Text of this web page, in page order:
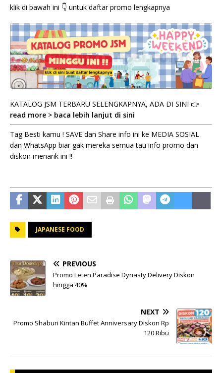
klik di bawah ini 👇 untuk daftar promo lengkapnya
KATALOG JSM TERBARU SELENGKAPNYA, ADA DI SINI 👉
read more > baca lebih lanjut di sini
Tag Besti kamu ! SAVE dan Share info ini ke MEDIA SOSIAL
dan WhatsApp biar gak mereka semua tau info promo dan
diskon menarik ini !!
JAPANESE FOOD
PREVIOUS
Promo Leten Paradise Dynasty Delivery Diskon
hingga 40%
NEXT
Promo Shaburi Kintan Buffet Anniversary Diskon Rp
120 Ribu